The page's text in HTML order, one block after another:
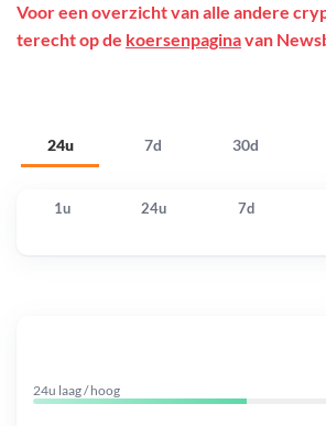
24u 7d 30d
Voor een overzicht van alle andere
terecht op de koersenpaginavan
1u 24u 7d
24u laag / hoog